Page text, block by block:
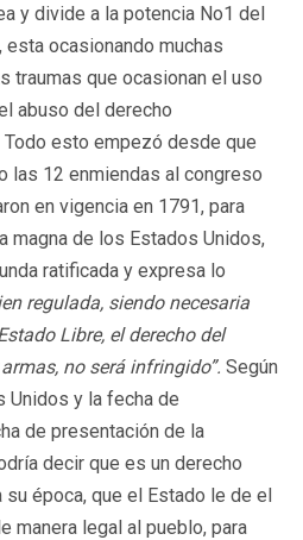
y divide a la potencia No1 del
ocasionando muchas
traumas que ocasionan el uso
abuso del derecho
esto empezó desde que
las 12 enmiendas al congreso
en vigencia en 1791, para
magna de los Estados Unidos,
ratificada y expresa lo
regulada, siendo necesaria
Libre, el derecho del
no será infringido”. Según
Unidos y la fecha de
de presentación de la
decir que es un derecho
época, que el Estado le de el
manera legal al pueblo, para